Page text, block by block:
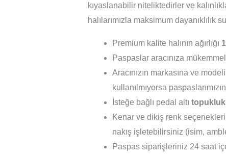
kıyaslanabilir niteliktedirler ve
halılarımızla maksimum
Premium kalite halının ağırlığı
Paspaslar aracınıza
Aracınızın markasına ve
kullanılmıyorsa
İsteğe bağlı pedal altı topukluk
Kenar ve dikiş renk
nakış işletebilirsiniz (isim,
Paspas siparişleriniz 24 saat